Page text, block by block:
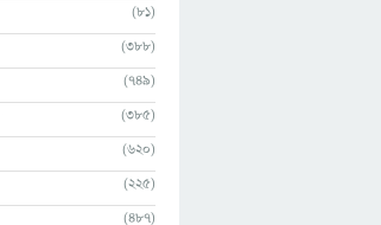
(81)
(388)
(749)
(385)
(620)
(225)
(487)